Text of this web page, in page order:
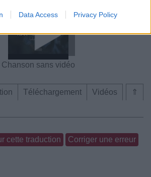
Data Access Privacy Policy
Chanson sans vidéo
⇑
Téléchargement
Vidéos
cette traduction Corriger une erreur